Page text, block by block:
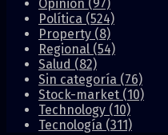
Opinión (97)
Política (524)
Property (8)
Regional (54)
Salud (82)
Sin categoría (76)
Stock-market (10)
Technology (10)
Tecnología (311)